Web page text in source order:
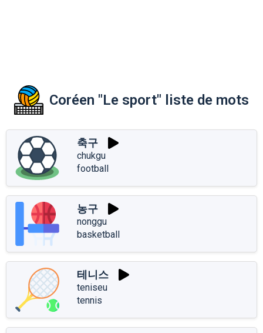
Coréen "Le sport" liste de mots
축구
chukgu
football
농구
nonggu
basketball
테니스
teniseu
tennis